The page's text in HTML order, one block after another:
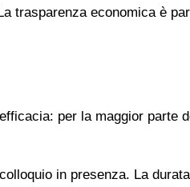
trasparenza economica è
per la maggior parte
in presenza. La